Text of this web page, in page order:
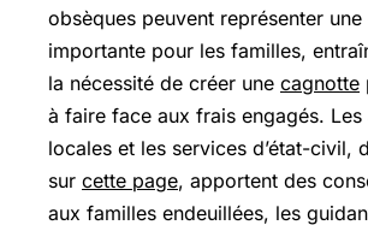
obsèques peuvent représenter
importante pour les familles,
la nécessité de créer une cagnotte
à faire face aux frais engagés. Les
locales et les services d’état-civil,
sur cette page, apportent des
aux familles endeuillées, les